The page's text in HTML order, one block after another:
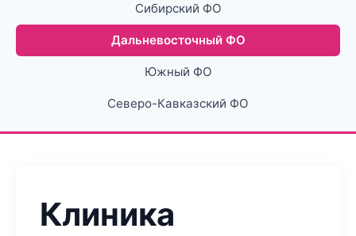
Сибирский ФО
Дальневосточный ФО
Южный ФО
Северо-Кавказский ФО
Клиника